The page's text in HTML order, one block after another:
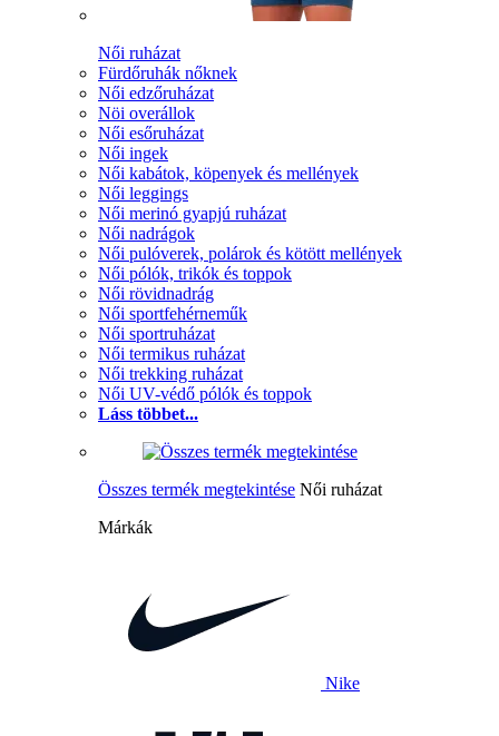
Női ruházat
Fürdőruhák nőknek
Női edzőruházat
Nöi overállok
Női esőruházat
Női ingek
Női kabátok, köpenyek és mellények
Női leggings
Női merinó gyapjú ruházat
Női nadrágok
Női pulóverek, polárok és kötött mellények
Női pólók, trikók és toppok
Női rövidnadrág
Női sportfehérneműk
Női sportruházat
Női termikus ruházat
Női trekking ruházat
Női UV-védő pólók és toppok
Láss többet...
Összes termék megtekintése Női ruházat
Márkák
Nike